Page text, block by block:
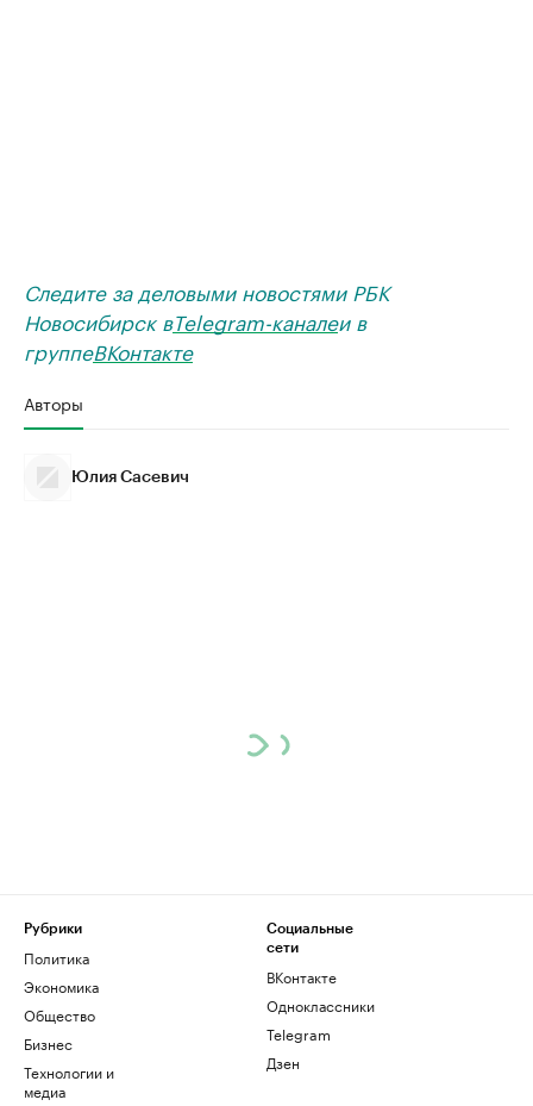
Следите за деловыми новостями РБК
Новосибирск вTelegram-каналеи в
группеВКонтакте
Авторы
Юлия Сасевич
Рубрики
Политика
Экономика
Общество
Бизнес
Технологии и
медиа
Социальные
сети
ВКонтакте
Одноклассники
Telegram
Дзен